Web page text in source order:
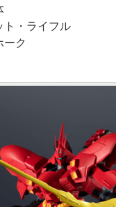
ト・ライフル
ーク